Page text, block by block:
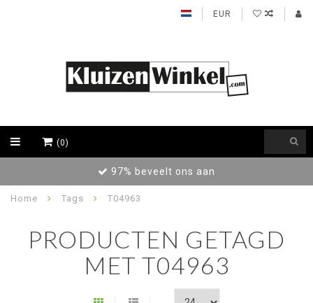
EUR
(0)
97% beveelt ons aan
Home Tags T04963
PRODUCTEN GETAGD
MET T04963